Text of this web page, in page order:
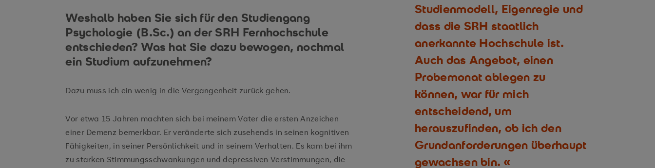
Weshalb haben Sie sich für den Studiengang
Psychologie (B.Sc.) an der SRH Fernhochschule
entschieden? Was hat Sie dazu bewogen, nochmal
ein Studium aufzunehmen?
Dazu muss ich ein wenig in die Vergangenheit zurück gehen.
Vor etwa 15 Jahren machten sich bei meinem Vater die ersten Anzeichen
einer Demenz bemerkbar. Er veränderte sich zusehends in seinen kognitiven
Fähigkeiten, in seiner Persönlichkeit und in seinem Verhalten. Es kam bei ihm
zu starken Stimmungsschwankungen und depressiven Verstimmungen, die
Studienmodell, Eigenregie und
dass die SRH staatlich
anerkannte Hochschule ist.
Auch das Angebot, einen
Probemonat ablegen zu
können, war für mich
entscheidend, um
herauszufinden, ob ich den
Grundanforderungen überhaupt
gewachsen bin.